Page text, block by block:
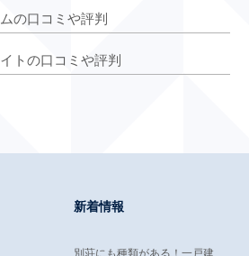
の口コミや評判
トの口コミや評判
新着情報